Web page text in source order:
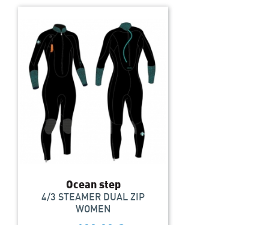
Ocean step
4/3 STEAMER DUAL ZIP
WOMEN